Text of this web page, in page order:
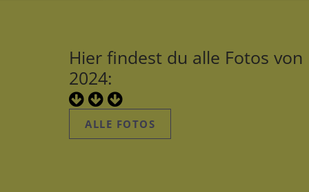
Hier findest du alle Fotos von
2024:
ALLE FOTOS